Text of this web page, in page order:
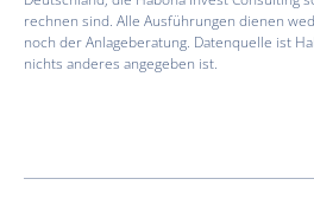
rechnen sind. Alle Ausführungen dienen
noch der Anlageberatung. Datenquelle ist
nichts anderes angegeben ist.